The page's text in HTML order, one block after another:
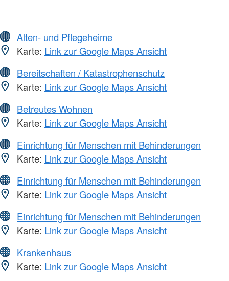
Alten- und Pflegeheime
Karte: Link zur Google Maps Ansicht
Bereitschaften / Katastrophenschutz
Karte: Link zur Google Maps Ansicht
Betreutes Wohnen
Karte: Link zur Google Maps Ansicht
Einrichtung für Menschen mit Behinderungen
Karte: Link zur Google Maps Ansicht
Einrichtung für Menschen mit Behinderungen
Karte: Link zur Google Maps Ansicht
Einrichtung für Menschen mit Behinderungen
Karte: Link zur Google Maps Ansicht
Krankenhaus
Karte: Link zur Google Maps Ansicht